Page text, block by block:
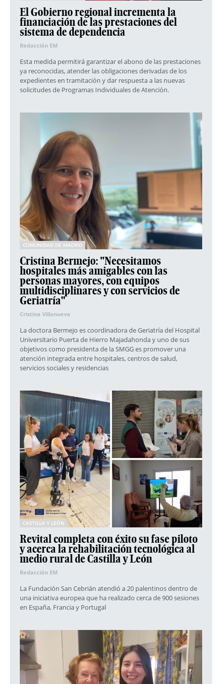
El Gobierno regional incrementa la
financiación de las prestaciones del
sistema de dependencia
Redacción EM
Esta medida permitirá garantizar el abono de las prestaciones
ya reconocidas, atender las obligaciones derivadas de los
expedientes en tramitación y dar respuesta a las nuevas
solicitudes de Programas Individuales de Atención.
COMUNIDAD DE MADRID
Cristina Bermejo: "Necesitamos
hospitales más amigables con las
personas mayores, con equipos
multidisciplinares y con servicios de
Geriatría"
Cristina Villanueva
La doctora Bermejo es coordinadora de Geriatría del Hospital
Universitario Puerta de Hierro Majadahonda y uno de sus
objetivos como presidenta de la SMGG es promover una
atención integrada entre hospitales, centros de salud,
servicios sociales y residencias
CASTILLA Y LEÓN
Revital completa con éxito su fase piloto
y acerca la rehabilitación tecnológica al
medio rural de Castilla y León
Redacción EM
La Fundación San Cebrián atendió a 20 palentinos dentro de
una iniciativa europea que ha realizado cerca de 900 sesiones
en España, Francia y Portugal